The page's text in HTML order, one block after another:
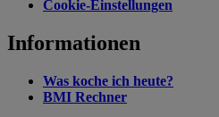
Cookie-Einstellungen
Informationen
Was koche ich heute?
BMI Rechner